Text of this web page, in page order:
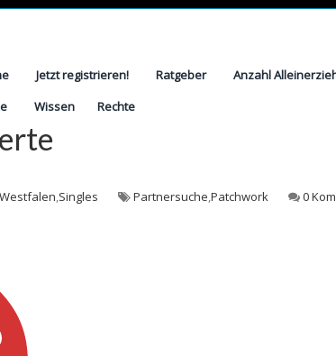
Jetzt registrieren! Ratgeber Anzahl
Wissen Rechte
,Singles Partnersuche,Patchwork 0